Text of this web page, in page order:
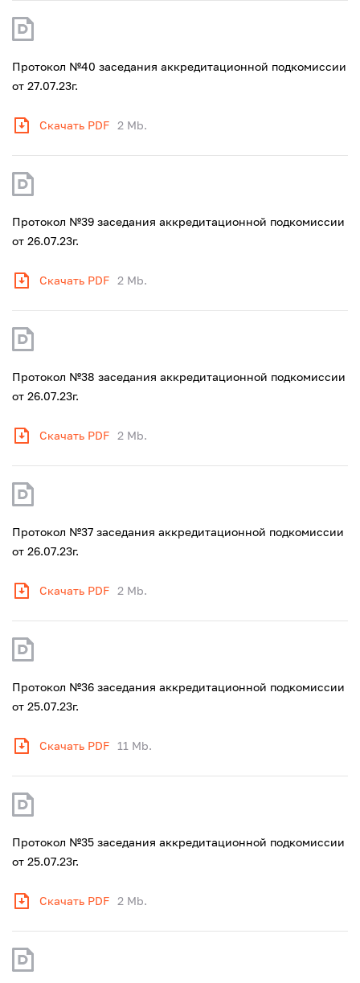
Протокол №40 заседания аккредитационной подкомиссии
от 27.07.23г.
Скачать PDF 2 Mb.
Протокол №39 заседания аккредитационной подкомиссии
от 26.07.23г.
Скачать PDF 2 Mb.
Протокол №38 заседания аккредитационной подкомиссии
от 26.07.23г.
Скачать PDF 2 Mb.
Протокол №37 заседания аккредитационной подкомиссии
от 26.07.23г.
Скачать PDF 2 Mb.
Протокол №36 заседания аккредитационной подкомиссии
от 25.07.23г.
Скачать PDF 11 Mb.
Протокол №35 заседания аккредитационной подкомиссии
от 25.07.23г.
Скачать PDF 2 Mb.